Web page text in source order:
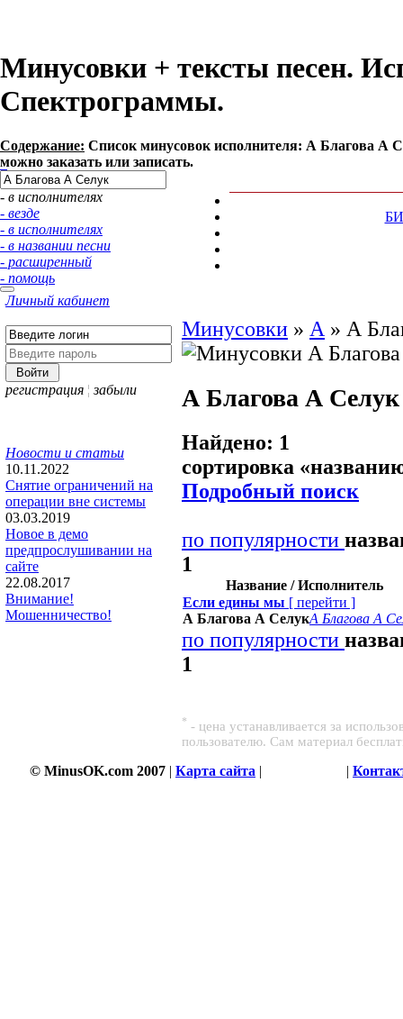
Минусовки + тексты песен.
Спектрограммы.
Содержание: Список минусовок исполнителя: А Благова А
можно заказать или записать.
- в исполнителях
- везде
- в исполнителях
- в названии песни
- расширенный
- помощь
Личный кабинет
регистрация ¦ забыли
Новости и статьи
10.11.2022
Снятие ограничений на
операции вне системы
03.03.2019
Новое в демо
предпрослушивании на
сайте
22.08.2017
Внимание!
Мошенничество!
Минусовки » А » А
А Благова А Селук
Найдено: 1
сортировка «
Подробный поиск
по популярности
1
Название / Исполнитель
Если едины мы [ перейти ]
А Благова А СелукА Благова А
по популярности
1
* - цена устанавливается за
пользователю. Сам материал
© MinusOK.com 2007 | Карта сайта | |